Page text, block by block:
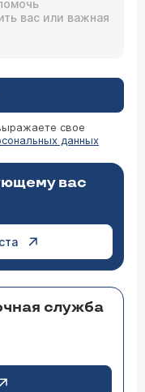
свое
данных
вас
служба